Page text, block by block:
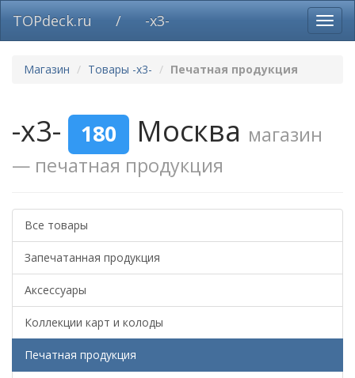
TOPdeck.ru / -x3-
Магазин Товары -x3- Печатная продукция
-x3- 180 Москва магазин
— печатная продукция
Все товары
Запечатанная продукция
Аксессуары
Коллекции карт и колоды
Печатная продукция